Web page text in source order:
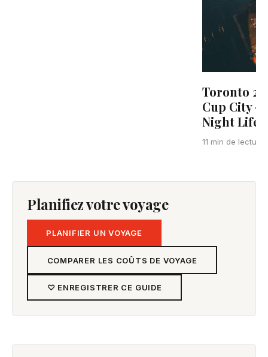
Toronto
Cup City
Night Life
11 min de lecture
Planifiez votre voyage
PLANIFIER UN VOYAGE
COMPARER LES COÛTS DE VOYAGE
♡ ENREGISTRER CE GUIDE